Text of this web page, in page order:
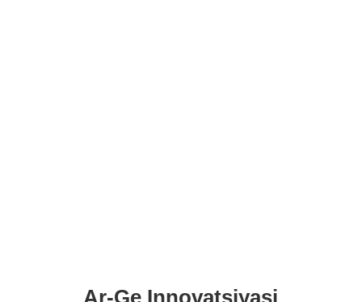
Ar-Ge Innovatsiyasi